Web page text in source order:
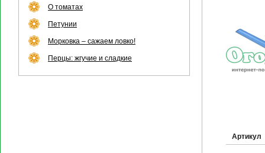
О томатах
Петунии
Морковка – сажаем ловко!
Перцы: жгучие и сладкие
Артикул